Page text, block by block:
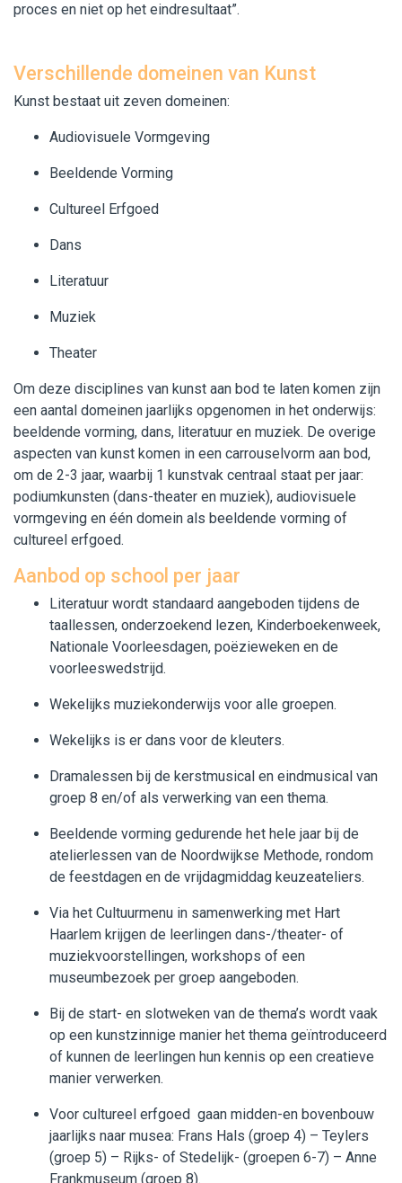
proces en niet op het eindresultaat”.
Verschillende domeinen van Kunst
Kunst bestaat uit zeven domeinen:
Audiovisuele Vormgeving
Beeldende Vorming
Cultureel Erfgoed
Dans
Literatuur
Muziek
Theater
Om deze disciplines van kunst aan bod te laten komen zijn
een aantal domeinen jaarlijks opgenomen in het onderwijs:
beeldende vorming, dans, literatuur en muziek. De overige
aspecten van kunst komen in een carrouselvorm aan bod,
om de 2-3 jaar, waarbij 1 kunstvak centraal staat per jaar:
podiumkunsten (dans-theater en muziek), audiovisuele
vormgeving en één domein als beeldende vorming of
cultureel erfgoed.
Aanbod op school per jaar
Literatuur wordt standaard aangeboden tijdens de
taallessen, onderzoekend lezen, Kinderboekenweek,
Nationale Voorleesdagen, poëzieweken en de
voorleeswedstrijd.
Wekelijks muziekonderwijs voor alle groepen.
Wekelijks is er dans voor de kleuters.
Dramalessen bij de kerstmusical en eindmusical van
groep 8 en/of als verwerking van een thema.
Beeldende vorming gedurende het hele jaar bij de
atelierlessen van de Noordwijkse Methode, rondom
de feestdagen en de vrijdagmiddag keuzeateliers.
Via het Cultuurmenu in samenwerking met Hart
Haarlem krijgen de leerlingen dans-/theater- of
muziekvoorstellingen, workshops of een
museumbezoek per groep aangeboden.
Bij de start- en slotweken van de thema’s wordt vaak
op een kunstzinnige manier het thema geïntroduceerd
of kunnen de leerlingen hun kennis op een creatieve
manier verwerken.
Voor cultureel erfgoed gaan midden-en bovenbouw
jaarlijks naar musea: Frans Hals (groep 4) – Teylers
(groep 5) – Rijks- of Stedelijk- (groepen 6-7) – Anne
Frankmuseum (groep 8).